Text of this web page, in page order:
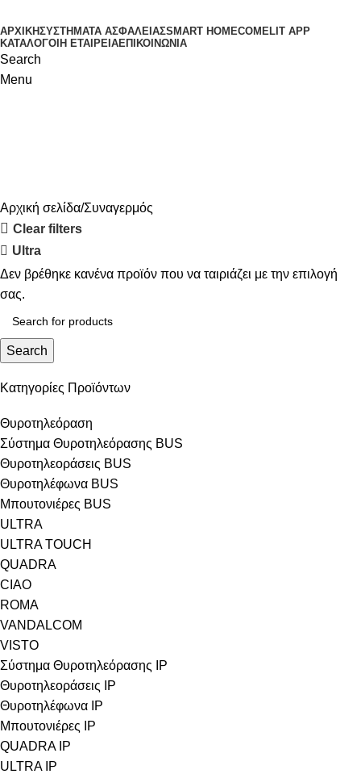
ΑΡΧΙΚΗΣΥΣΤΗΜΑΤΑ ΑΣΦΑΛΕΙΑΣSMART HOMECOMELIT APP
ΚΑΤΑΛΟΓΟΙ Η ΕΤΑΙΡΕΙΑΕΠΙΚΟΙΝΩΝΙΑ
Search
Menu
Κατηγορίες Προϊόντων
Θυροτηλεόραση
Σύστημα Θυροτηλεόρασης BUS
Θυροτηλεοράσεις BUS
Θυροτηλέφωνα BUS
Μπουτονιέρες BUS
ULTRA
ULTRA TOUCH
QUADRA
CIAO
ROMA
VANDALCOM
VISTO
Σύστημα Θυροτηλεόρασης IP
Θυροτηλεοράσεις IP
Θυροτηλέφωνα IP
Μπουτονιέρες IP
QUADRA IP
ULTRA IP
Αρχική σελίδα Συναγερμός
Clear filters
Ultra
Δεν βρέθηκε κανένα προϊόν που να ταιριάζει με την επιλογή
σας.
Search